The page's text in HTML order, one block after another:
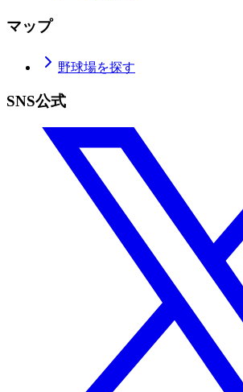
マップ
野球場を探す
SNS公式